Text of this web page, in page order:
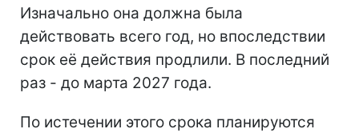
Изначально она должна была
действовать всего год, но впоследствии
срок её действия продлили. В последний
раз - до марта 2027 года.
По истечении этого срока планируются